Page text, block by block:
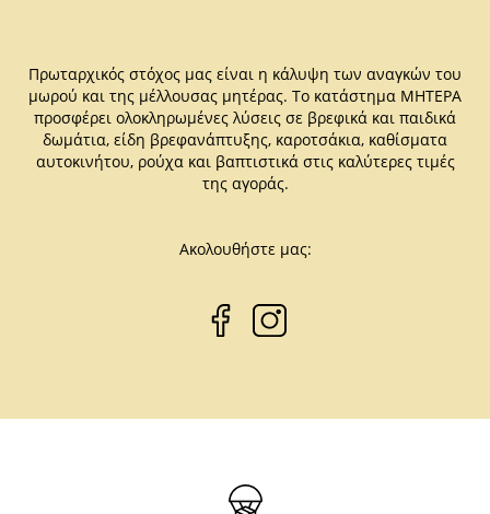
Πρωταρχικός στόχος μας είναι η κάλυψη των αναγκών του
μωρού και της μέλλουσας μητέρας. Το κατάστημα ΜΗΤΕΡΑ
προσφέρει ολοκληρωμένες λύσεις σε βρεφικά και παιδικά
δωμάτια, είδη βρεφανάπτυξης, καροτσάκια, καθίσματα
αυτοκινήτου, ρούχα και βαπτιστικά στις καλύτερες τιμές
της αγοράς.
Ακολουθήστε μας: